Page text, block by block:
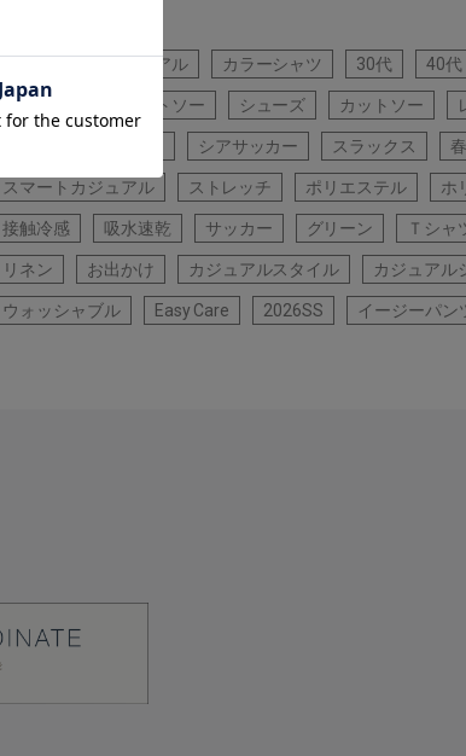
カジュアル カラーシャツ 30代 40代
シャツ 半袖カットソー シューズ カットソー
シアサッカー スラックス
スマートカジュアル ストレッチ ポリエステル ホ
接触冷感 吸水速乾 サッカー グリーン Ｔシャ
リネン お出かけ カジュアルスタイル カジュアル
ウォッシャブル Easy Care 2026SS イージーパン